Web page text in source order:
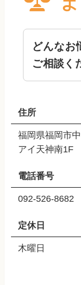
どんなお
ご相談く
住所
福岡県福岡市
アイ天神南1F
電話番号
092-526-8682
定休日
木曜日